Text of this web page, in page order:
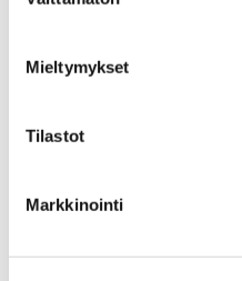
Mieltymykset
Tilastot
Markkinointi
Karhuhalliin 1.9.2018!
seitsemättä kertaa ja